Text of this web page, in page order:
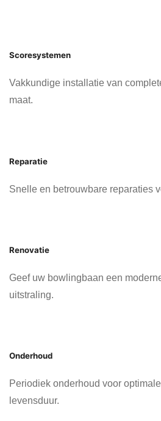
Scoresystemen
Vakkundige installatie van
maat.
Reparatie
Snelle en betrouwbare reparaties
Renovatie
Geef uw bowlingbaan een
uitstraling.
Onderhoud
Periodiek onderhoud voor
levensduur.